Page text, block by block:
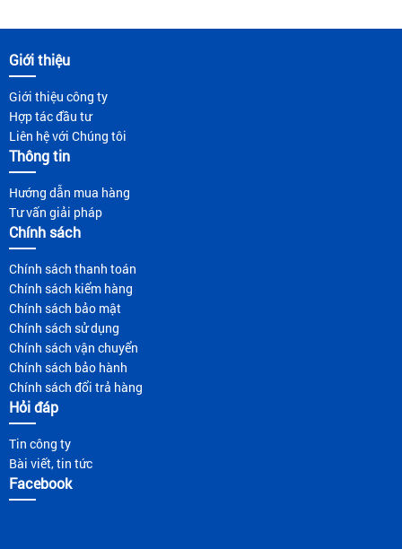
Giới thiệu
Giới thiệu công ty
Hợp tác đầu tư
Liên hệ với Chúng tôi
Thông tin
Hướng dẫn mua hàng
Tư vấn giải pháp
Chính sách
Chính sách thanh toán
Chính sách kiểm hàng
Chính sách bảo mật
Chính sách sử dụng
Chính sách vận chuyển
Chính sách bảo hành
Chính sách đổi trả hàng
Hỏi đáp
Tin công ty
Bài viết, tin tức
Facebook